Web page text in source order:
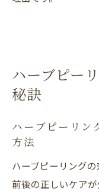
ハーブピー
秘訣
ハーブピーリン
方法
ハーブピーリング
前後の正しいケア